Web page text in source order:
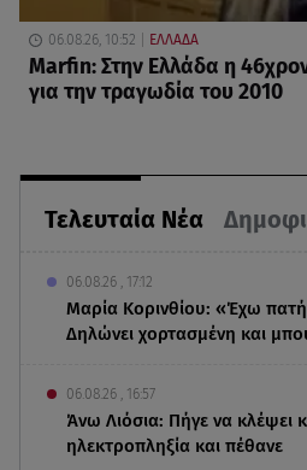
Τελευταία Νέα
06.08.26 , 17:12
Μαρία Κορινθίου: «Έχω
Δηλώνει χορτασμένη και
06.08.26 , 16:57
Άνω Λιόσια: Πήγε να κλέψει
ηλεκτροπληξία και πέθανε
06.08.26, 10:52 ΕΛΛΑΔΑ
Marfin: Στην Ελλάδα η
για την τραγωδία του 2010